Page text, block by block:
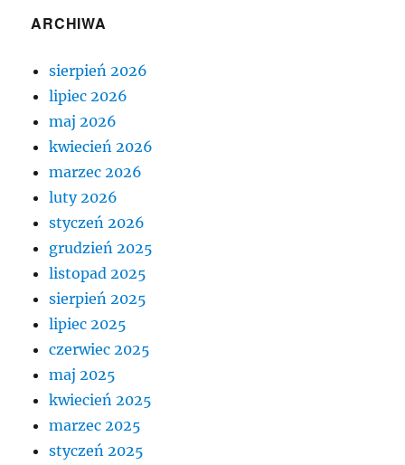
ARCHIWA
sierpień 2026
lipiec 2026
maj 2026
kwiecień 2026
marzec 2026
luty 2026
styczeń 2026
grudzień 2025
listopad 2025
sierpień 2025
lipiec 2025
czerwiec 2025
maj 2025
kwiecień 2025
marzec 2025
styczeń 2025